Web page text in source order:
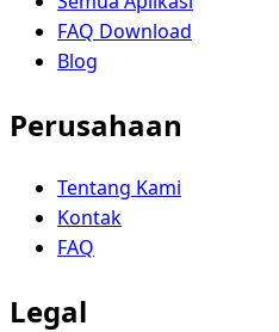
FAQ Download
Blog
Perusahaan
Tentang Kami
Kontak
FAQ
Legal